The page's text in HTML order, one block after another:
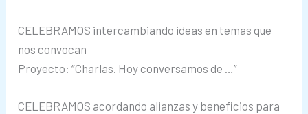
CELEBRAMOS intercambiando ideas en temas que
nos convocan
Proyecto: “Charlas. Hoy conversamos de …”
CELEBRAMOS acordando alianzas y beneficios para